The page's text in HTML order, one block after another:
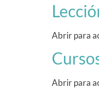
Abrir para
Abrir para